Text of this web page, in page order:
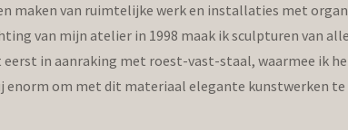
maken van ruimtelijke werk en installaties met
van mijn atelier in 1998 maak ik sculpturen van
in aanraking met roest-vast-staal, waarmee ik
om met dit materiaal elegante kunstwerken